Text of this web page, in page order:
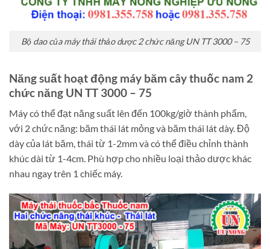
Bộ dao của máy thái thảo dược 2 chức năng UN TT 3000 – 75
Năng suất hoạt động máy băm cây thuốc nam 2
chức năng UN TT 3000 – 75
Máy có thể đạt năng suất lên đến 100kg/giờ thành phẩm,
với 2 chức năng: băm thái lát mỏng và băm thái lát dày. Độ
dày của lát băm, thái từ 1-2mm và có thể điều chỉnh thành
khúc dài từ 1-4cm. Phù hợp cho nhiều loại thảo dược khác
nhau ngay trên 1 chiếc máy.